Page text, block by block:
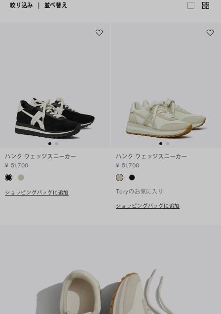
絞り込み 並べ替え
ハンク ウェッジスニーカー
¥ 51,700
ショッピングバッグに追加
ハンク ウェッジスニーカー
¥ 51,700
Toryのお気に入り
ショッピングバッグに追加